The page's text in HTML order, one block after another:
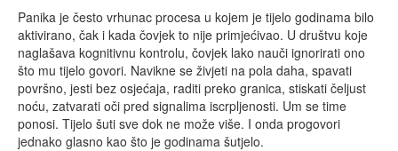
Panika je često vrhunac procesa u kojem je tijelo godinama bilo
aktivirano, čak i kada čovjek to nije primjećivao. U društvu koje
naglašava kognitivnu kontrolu, čovjek lako nauči ignorirati ono
što mu tijelo govori. Navikne se živjeti na pola daha, spavati
površno, jesti bez osjećaja, raditi preko granica, stiskati čeljust
noću, zatvarati oči pred signalima iscrpljenosti. Um se time
ponosi. Tijelo šuti sve dok ne može više. I onda progovori
jednako glasno kao što je godinama šutjelo.